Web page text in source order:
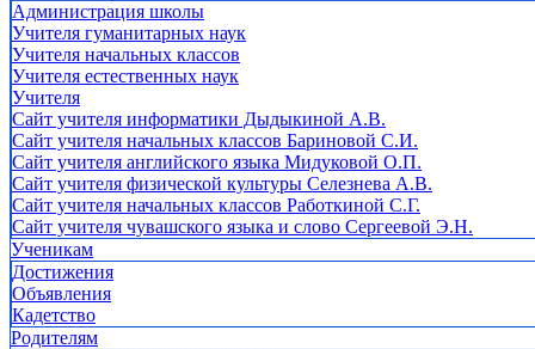
Администрация школы
Учителя гуманитарных наук
Учителя начальных классов
Учителя естественных наук
Учителя
Cайт учителя информатики Дыдыкиной А.В.
Сайт учителя начальных классов Бариновой С.И.
Сайт учителя английского языка Мидуковой О.П.
Сайт учителя физической культуры Селезнева А.В.
Сайт учителя начальных классов Работкиной С.Г.
Сайт учителя чувашского языка и слово Сергеевой Э.Н.
Ученикам
Достижения
Объявления
Кадетство
Родителям